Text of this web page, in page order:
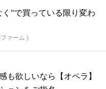
”で買っている限り変わ
ァーム )
も欲しいなら【オペラ】